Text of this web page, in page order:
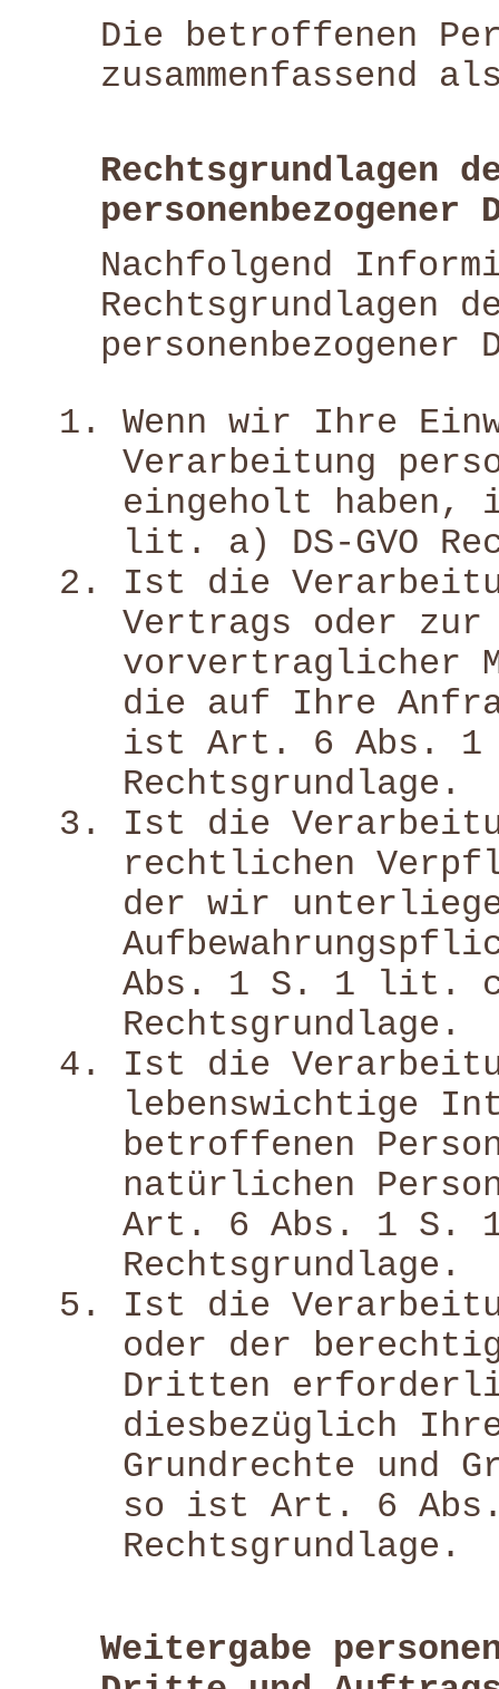
Die betroffenen
zusammenfassend
Rechtsgrundlagen
personenbezogener
Nachfolgend
Rechtsgrundlagen
personenbezogener
Wenn wir Ihre
Verarbeitung
eingeholt
lit. a) DS-GVO
Ist die
Vertrags oder zur
vorvertraglicher
die auf Ihre
ist Art. 6 Abs. 1
Rechtsgrundlage.
Ist die
rechtlichen
der wir
Abs. 1 S. 1 lit. c)
Rechtsgrundlage.
Ist die
lebenswichtige
betroffenen
natürlichen
Art. 6 Abs. 1 S.
Rechtsgrundlage.
Ist die
oder der
Dritten
diesbezüglich
Grundrechte und
so ist Art. 6
Rechtsgrundlage.
Weitergabe